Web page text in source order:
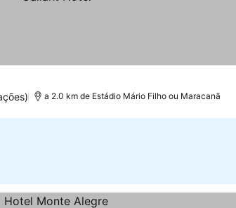
a 2.0 km de Estádio Mário Filho ou Maracanã